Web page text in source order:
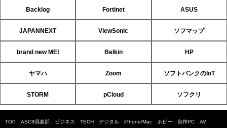
Backlog Fortinet ASUS
JAPANNEXT ViewSonic ソフマップ
brand new ME! Belkin HP
ヤマハ Zoom ソフトバンクのIoT
STORM pCloud ソフクリ
TOP ASCII倶楽部 ビジネス TECH デジタル iPhone/Mac ホビー 自作PC AV